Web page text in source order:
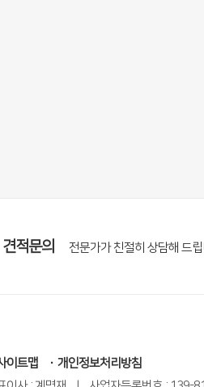
견적문의 전문가가 친절히 상담해 드립
이트맵
개인정보처리방침